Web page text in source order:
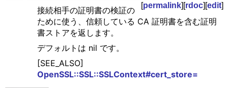
[permalink][rdoc][edit]
接続相手の証明書の検証の
ために使う、信頼している CA 証明書を含む証明
書ストアを返します。
デフォルトは nil です。
[SEE_ALSO]
OpenSSL::SSL::SSLContext#cert_store=